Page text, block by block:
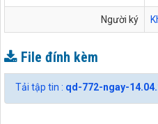
Người ký
File đính kèm
Tải tập tin : qd-772-ngay-